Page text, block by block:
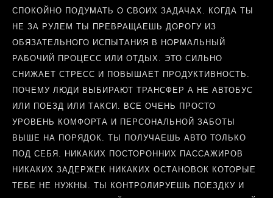
СПОКОЙНО ПОДУМАТЬ О СВОИХ ЗАДАЧАХ. КОГДА ТЫ
НЕ ЗА РУЛЕМ ТЫ ПРЕВРАЩАЕШЬ ДОРОГУ ИЗ
ОБЯЗАТЕЛЬНОГО ИСПЫТАНИЯ В НОРМАЛЬНЫЙ
РАБОЧИЙ ПРОЦЕСС ИЛИ ОТДЫХ. ЭТО СИЛЬНО
СНИЖАЕТ СТРЕСС И ПОВЫШАЕТ ПРОДУКТИВНОСТЬ.
ПОЧЕМУ ЛЮДИ ВЫБИРАЮТ ТРАНСФЕР А НЕ АВТОБУС
ИЛИ ПОЕЗД ИЛИ ТАКСИ. ВСЕ ОЧЕНЬ ПРОСТО
УРОВЕНЬ КОМФОРТА И ПЕРСОНАЛЬНОЙ ЗАБОТЫ
ВЫШЕ НА ПОРЯДОК. ТЫ ПОЛУЧАЕШЬ АВТО ТОЛЬКО
ПОД СЕБЯ. НИКАКИХ ПОСТОРОННИХ ПАССАЖИРОВ
НИКАКИХ ЗАДЕРЖЕК НИКАКИХ ОСТАНОВОК КОТОРЫЕ
ТЕБЕ НЕ НУЖНЫ. ТЫ КОНТРОЛИРУЕШЬ ПОЕЗДКУ И